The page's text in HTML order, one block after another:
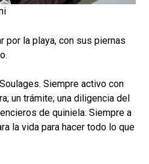
por la playa, con sus piernas
Siempre activo con
un trámite; una diligencia del
de quiniela. Siempre a
la vida para hacer todo lo que